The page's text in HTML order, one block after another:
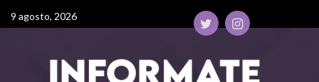
9 agosto, 2026